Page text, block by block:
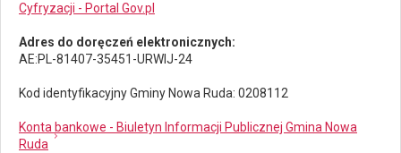
Cyfryzacji - Portal Gov.pl
Adres do doręczeń elektronicznych:
AE:PL-81407-35451-URWIJ-24
Kod identyfikacyjny Gminy Nowa Ruda: 0208112
Konta bankowe - Biuletyn Informacji Publicznej Gmina Nowa
Ruda